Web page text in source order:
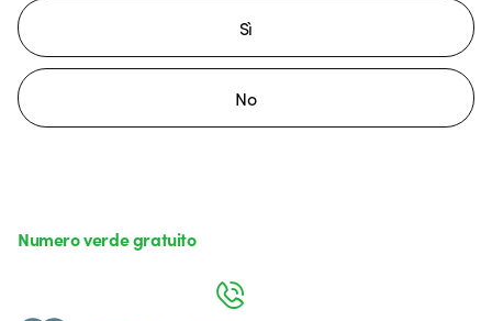
Sì
No
Numero verde gratuito